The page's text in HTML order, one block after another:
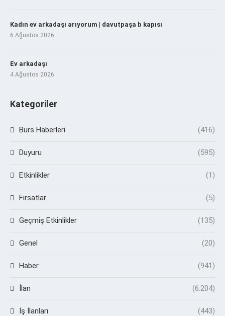
Kadın ev arkadaşı arıyorum | davutpaşa b kapısı
6 Ağustos 2026
Ev arkadaşı
4 Ağustos 2026
Kategoriler
Burs Haberleri (416)
Duyuru (595)
Etkinlikler (1)
Fırsatlar (5)
Geçmiş Etkinlikler (135)
Genel (20)
Haber (941)
İlan (6.204)
İş İlanları (443)